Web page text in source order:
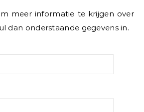
meer informatie te krijgen over
dan onderstaande gegevens in.